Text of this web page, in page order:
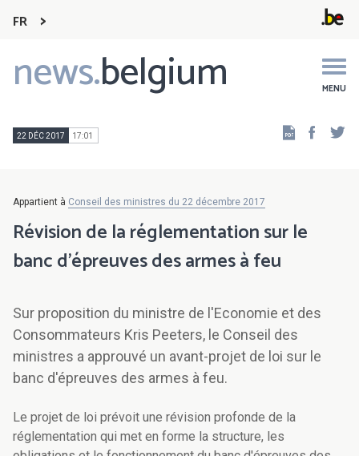
FR
news.belgium MENU
Main
navigation
22 DÉC 2017 17:01
Appartient à Conseil des ministres du 22 décembre 2017
Révision de la réglementation sur le
banc d'épreuves des armes à feu
Sur proposition du ministre de l'Economie et des
Consommateurs Kris Peeters, le Conseil des
ministres a approuvé un avant-projet de loi sur le
banc d'épreuves des armes à feu.
Le projet de loi prévoit une révision profonde de la
réglementation qui met en forme la structure, les